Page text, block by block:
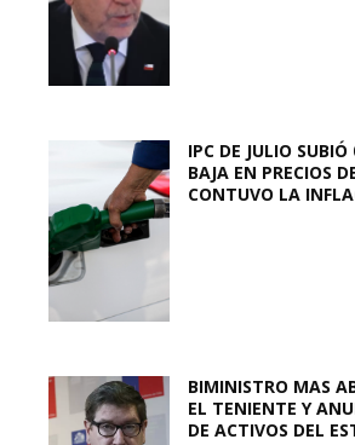
IPC DE JULIO
BAJA EN PRECIOS
CONTUVO LA
BIMINISTRO MAS
EL TENIENTE Y
DE ACTIVOS DEL